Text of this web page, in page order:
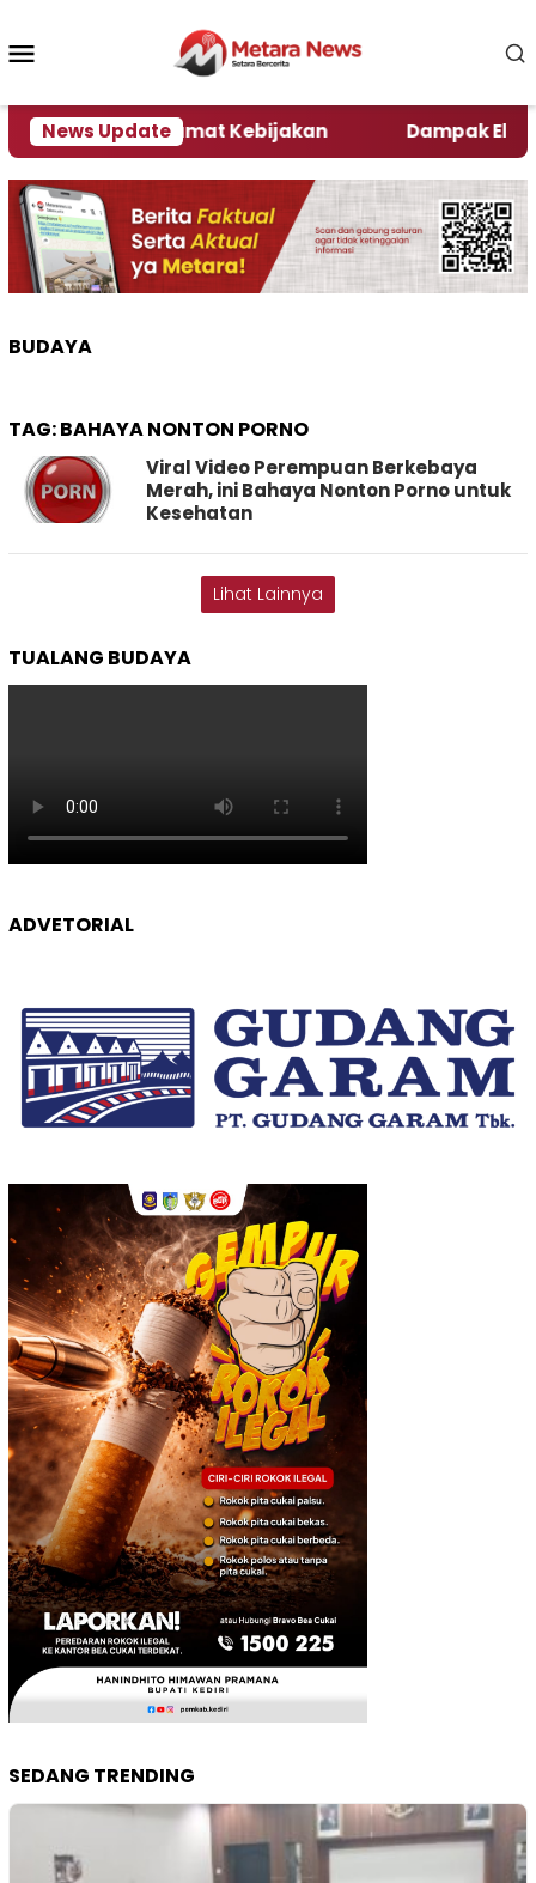
konten
News Update
Kata Pengamat Kebijakan Dampak El
BUDAYA
TAG:BAHAYA NONTON PORNO
Viral Video Perempuan Berkebaya
Merah, ini Bahaya Nonton Porno untuk
Kesehatan
Lihat Lainnya
TUALANG BUDAYA
ADVETORIAL
SEDANG TRENDING